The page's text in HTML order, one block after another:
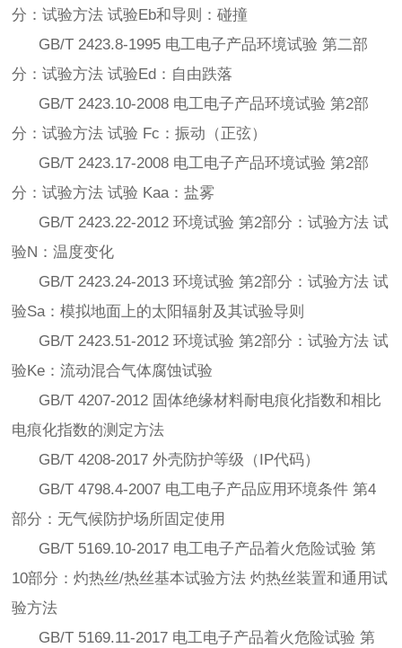
分：试验方法 试验Eb和导则：碰撞
GB/T 2423.8-1995 电工电子产品环境试验 第二部
分：试验方法 试验Ed：自由跌落
GB/T 2423.10-2008 电工电子产品环境试验 第2部
分：试验方法 试验 Fc：振动（正弦）
GB/T 2423.17-2008 电工电子产品环境试验 第2部
分：试验方法 试验 Kaa：盐雾
GB/T 2423.22-2012 环境试验 第2部分：试验方法 试
验N：温度变化
GB/T 2423.24-2013 环境试验 第2部分：试验方法 试
验Sa：模拟地面上的太阳辐射及其试验导则
GB/T 2423.51-2012 环境试验 第2部分：试验方法 试
验Ke：流动混合气体腐蚀试验
GB/T 4207-2012 固体绝缘材料耐电痕化指数和相比
电痕化指数的测定方法
GB/T 4208-2017 外壳防护等级（IP代码）
GB/T 4798.4-2007 电工电子产品应用环境条件 第4
部分：无气候防护场所固定使用
GB/T 5169.10-2017 电工电子产品着火危险试验 第
10部分：灼热丝/热丝基本试验方法 灼热丝装置和通用试
验方法
GB/T 5169.11-2017 电工电子产品着火危险试验 第